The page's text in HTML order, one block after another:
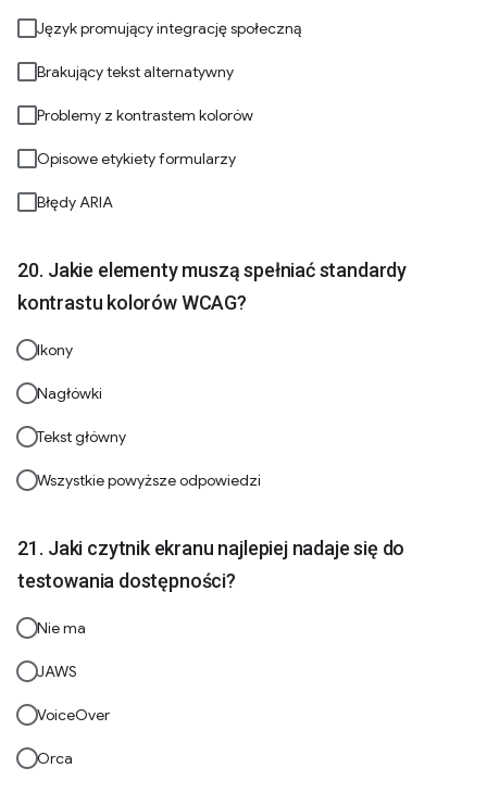
Język promujący integrację społeczną
Brakujący tekst alternatywny
Problemy z kontrastem kolorów
Opisowe etykiety formularzy
Błędy ARIA
Jakie elementy muszą spełniać standardy
kontrastu kolorów WCAG?
Ikony
Nagłówki
Tekst główny
Wszystkie powyższe odpowiedzi
Jaki czytnik ekranu najlepiej nadaje się do
testowania dostępności?
Nie ma
JAWS
VoiceOver
Orca